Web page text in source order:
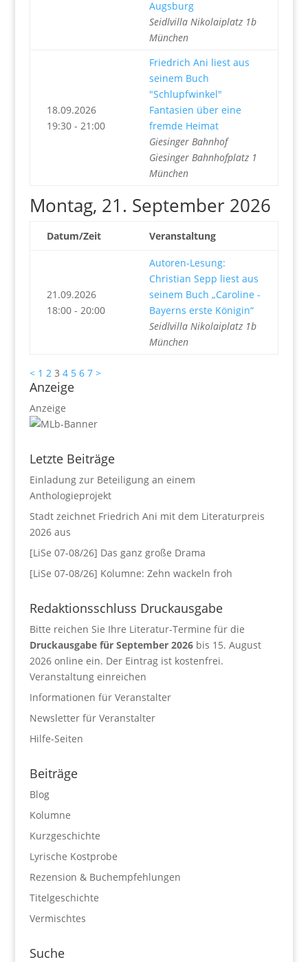
Augsburg
Seidlvilla Nikolaiplatz 1b
München
18.09.2026
19:30 - 21:00
Friedrich Ani liest aus
seinem Buch
"Schlupfwinkel"
Fantasien über eine
fremde Heimat
Giesinger Bahnhof
Giesinger Bahnhofplatz 1
München
Montag, 21. September 2026
Datum/Zeit Veranstaltung
21.09.2026
18:00 - 20:00
Autoren-Lesung:
Christian Sepp liest aus
seinem Buch „Caroline -
Bayerns erste Königin“
Seidlvilla Nikolaiplatz 1b
München
< 1 2 3 4 5 6 7 >
Anzeige
Anzeige
Letzte Beiträge
Einladung zur Beteiligung an einem
Anthologieprojekt
Stadt zeichnet Friedrich Ani mit dem Literaturpreis
2026 aus
[LiSe 07-08/26] Das ganz große Drama
[LiSe 07-08/26] Kolumne: Zehn wackeln froh
Redaktionsschluss Druckausgabe
Bitte reichen Sie Ihre Literatur-Termine für die
Druckausgabe für September 2026bis 15. August
2026 online ein. Der Eintrag ist kostenfrei.
Veranstaltung einreichen
Informationen für Veranstalter
Newsletter für Veranstalter
Hilfe-Seiten
Beiträge
Blog
Kolumne
Kurzgeschichte
Lyrische Kostprobe
Rezension & Buchempfehlungen
Titelgeschichte
Vermischtes
Suche